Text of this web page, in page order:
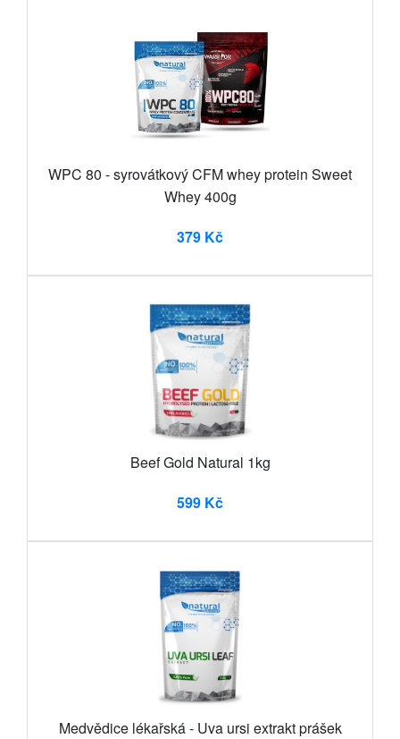
WPC 80 - syrovátkový CFM whey protein Sweet
Whey 400g
379 Kč
Beef Gold Natural 1kg
599 Kč
Medvědice lékařská - Uva ursi extrakt prášek